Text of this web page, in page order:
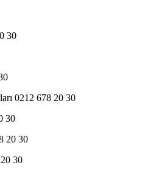
30
0212 678 20 30
30
20 30
30